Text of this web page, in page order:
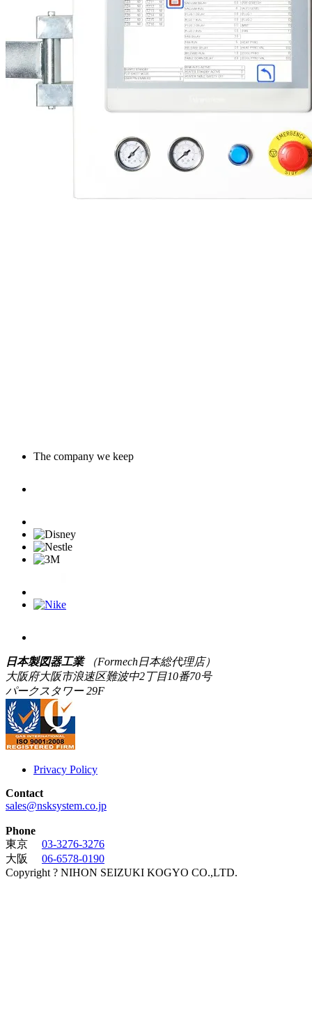
The company we keep
日本製図器工業（Formech日本総代理店）
大阪府大阪市浪速区難波中2丁目10番70号
パークスタワー 29F
Privacy Policy
Contact
sales@nsksystem.co.jp
Phone
東京
03-3276-3276
大阪
06-6578-0190
Copyright ? NIHON SEIZUKI KOGYO CO.,LTD.